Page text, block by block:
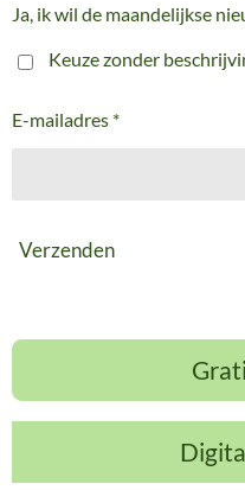
Ja, ik wil de maandelijkse
Keuze zonder
E-mailadres *
Verzenden